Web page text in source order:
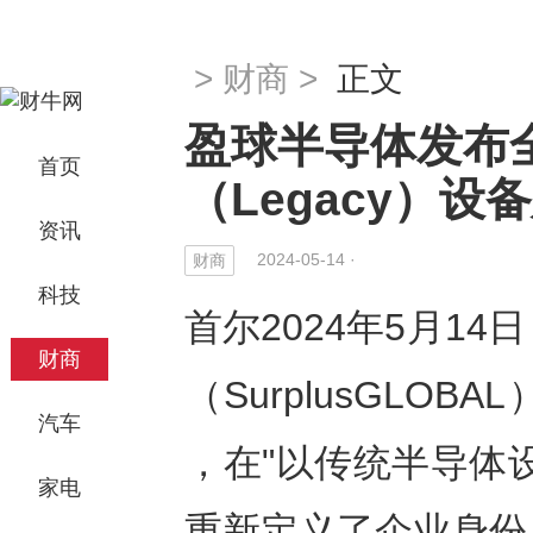
首页
资讯
科技
财商
汽车
家电
> 财商 > 正文
盈球半导体发布
（Legacy）设
财商 2024-05-14 ·
首尔2024年5月14
（
，在"以传统半导